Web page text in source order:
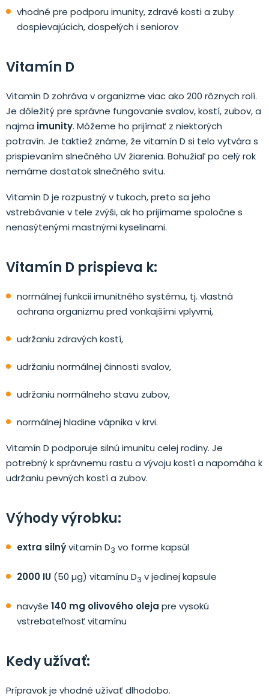
vhodné pre podporu imunity, zdravé kosti a zuby
dospievajúcich, dospelých i seniorov
Vitamín D
Vitamín D zohráva v organizme viac ako 200 rôznych rolí.
Je dôležitý pre správne fungovanie svalov, kostí, zubov, a
najmä imunity. Môžeme ho prijímať z niektorých
potravín. Je taktiež známe, že vitamín D si telo vytvára s
prispievaním slnečného UV žiarenia. Bohužiaľ po celý rok
nemáme dostatok slnečného svitu.
Vitamín D je rozpustný v tukoch, preto sa jeho
vstrebávanie v tele zvýši, ak ho prijímame spoločne s
nenasýtenými mastnými kyselinami.
Vitamín D prispieva k:
normálnej funkcii imunitného systému, tj. vlastná
ochrana organizmu pred vonkajšími vplyvmi,
udržaniu zdravých kostí,
udržaniu normálnej činnosti svalov,
udržaniu normálneho stavu zubov,
normálnej hladine vápnika v krvi.
Vitamín D podporuje silnú imunitu celej rodiny. Je
potrebný k správnemu rastu a vývoju kostí a napomáha k
udržaniu pevných kostí a zubov.
Výhody výrobku:
extra silnývitamín D3 vo forme kapsúl
2000 IU (50 µg) vitamínu D3 v jedinej kapsule
navyše 140 mg olivového oleja pre vysokú
vstrebateľnosť vitamínu
Kedy užívať:
Prípravok je vhodné užívať dlhodobo.